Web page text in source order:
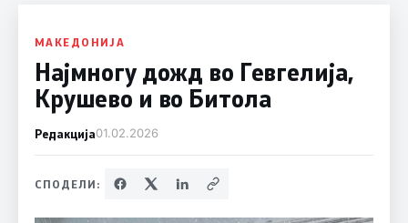
МАКЕДОНИЈА
Најмногу дожд во Гевгелија,
Крушево и во Битола
Редакција01.02.2026
СПОДЕЛИ: